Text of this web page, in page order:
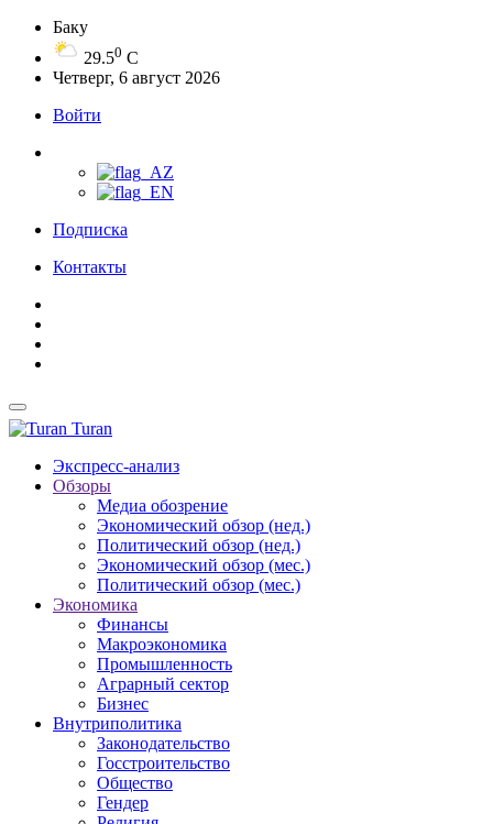
Баку
29.50 C
Четверг, 6 август 2026
Войти
Подписка
Контакты
Turan
Экспресс-анализ
Обзоры
Медиа обозрение
Экономический обзор (нед.)
Политический обзор (нед.)
Экономический обзор (мес.)
Политический обзор (мес.)
Экономика
Финансы
Макроэкономика
Промышленность
Аграрный сектор
Бизнес
Внутриполитика
Законодательство
Госстроительство
Общество
Гендер